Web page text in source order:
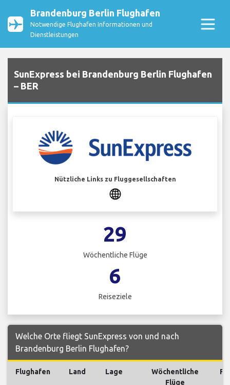
Brandenburg Berlin Flughafen
Notwendige Flughafen Informationen und
Dienstleistungen
SunExpress bei Brandenburg Berlin Flughafen
– BER
Nützliche Links zu Fluggesellschaften
29
Wöchentliche Flüge
6
Reiseziele
Welche Orte fliegt SunExpress von und nach
Brandenburg Berlin Flughafen?
Flughafen Land Lage
Wöchentliche
Flüge